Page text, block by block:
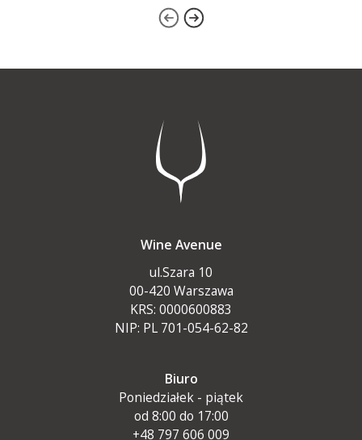
Wine Avenue
ul.Szara 10
00-420 Warszawa
KRS: 0000600883
NIP: PL 701-054-62-82
Biuro
Poniedziałek - piątek
od 8:00 do 17:00
+48 797 606 009